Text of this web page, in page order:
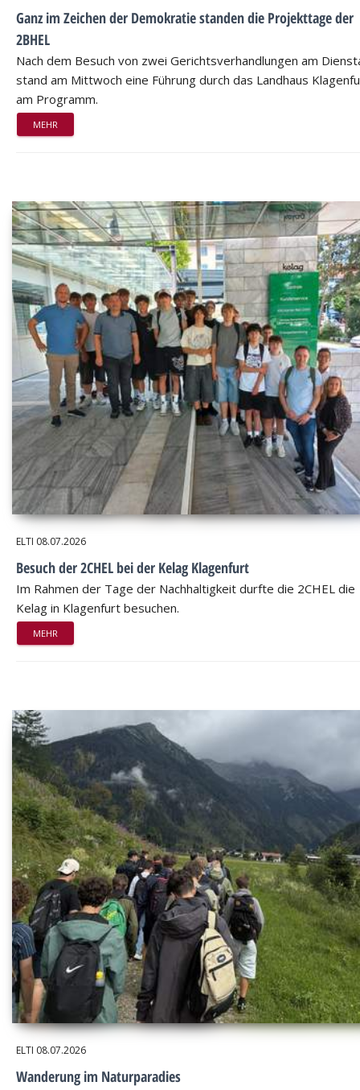
Ganz im Zeichen der Demokratie standen die Projekttage der
2BHEL
Nach dem Besuch von zwei Gerichtsverhandlungen am
stand am Mittwoch eine Führung durch das Landhaus
am Programm.
MEHR
ELTI 08.07.2026
Besuch der 2CHEL bei der Kelag Klagenfurt
Im Rahmen der Tage der Nachhaltigkeit durfte die 2CHEL die
Kelag in Klagenfurt besuchen.
MEHR
ELTI 08.07.2026
Wanderung im Naturparadies